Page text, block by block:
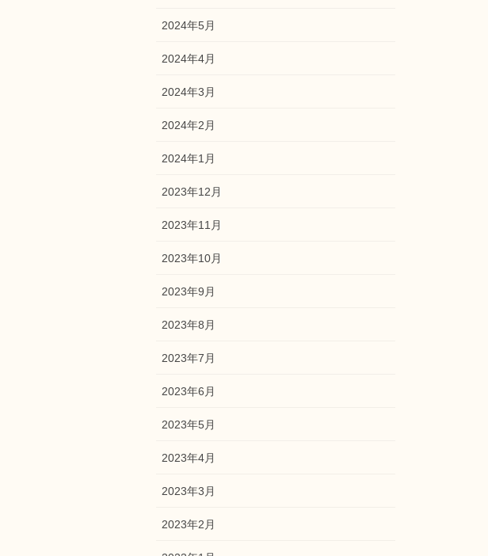
2024年5月
2024年4月
2024年3月
2024年2月
2024年1月
2023年12月
2023年11月
2023年10月
2023年9月
2023年8月
2023年7月
2023年6月
2023年5月
2023年4月
2023年3月
2023年2月